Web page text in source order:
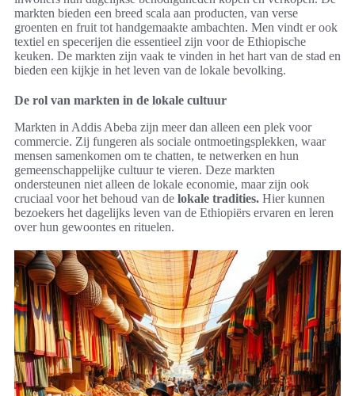
markten bieden een breed scala aan producten, van verse
groenten en fruit tot handgemaakte ambachten. Men vindt er ook
textiel en specerijen die essentieel zijn voor de Ethiopische
keuken. De markten zijn vaak te vinden in het hart van de stad en
bieden een kijkje in het leven van de lokale bevolking.
De rol van markten in de lokale cultuur
Markten in Addis Abeba zijn meer dan alleen een plek voor
commercie. Zij fungeren als sociale ontmoetingsplekken, waar
mensen samenkomen om te chatten, te netwerken en hun
gemeenschappelijke cultuur te vieren. Deze markten
ondersteunen niet alleen de lokale economie, maar zijn ook
cruciaal voor het behoud van de lokale tradities. Hier kunnen
bezoekers het dagelijks leven van de Ethiopiërs ervaren en leren
over hun gewoontes en rituelen.